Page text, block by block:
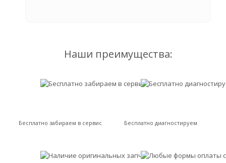
Наши преимущества:
Бесплатно забираем в сервис Бесплатно диагностируем